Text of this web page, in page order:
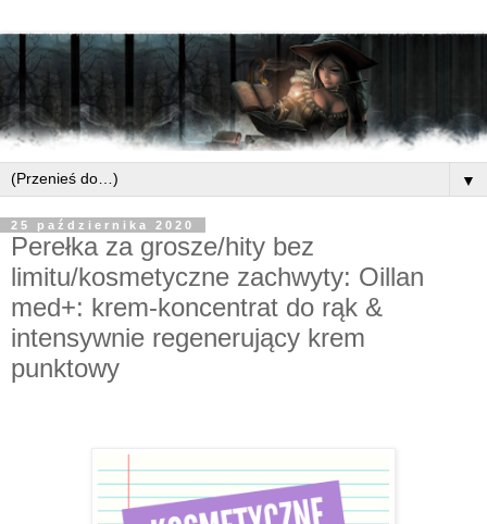
▼
25 października 2020
Perełka za grosze/hity bez
limitu/kosmetyczne zachwyty: Oillan
med+: krem-koncentrat do rąk &
intensywnie regenerujący krem
punktowy